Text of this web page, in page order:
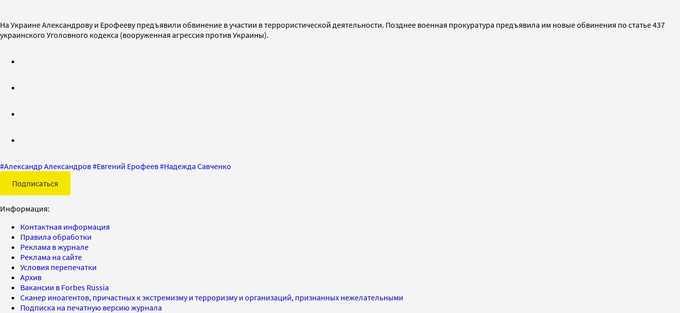
На Украине Александрову и Ерофееву предъявили обвинение в участии в террористической деятельности. Позднее военная прокуратура предъявила им новые обвинения по статье 437
украинского Уголовного кодекса (вооруженная агрессия против Украины).
#Александр Александров#Евгений Ерофеев#Надежда Савченко
Подписаться
Информация:
Контактная информация
Правила обработки
Реклама в журнале
Реклама на сайте
Условия перепечатки
Архив
Вакансии в Forbes Russia
Сканер иноагентов, причастных к экстремизму и терроризму и организаций, признанных нежелательными
Подписка на печатную версию журнала